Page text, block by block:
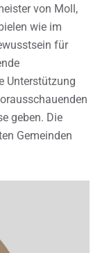
von Moll,
wie im
für
Unterstützung
geben. Die
Gemeinden